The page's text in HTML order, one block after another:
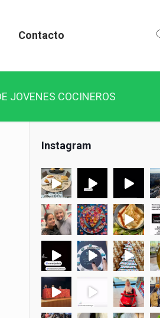
Contacto
JOVENES COCINEROS
Instagram